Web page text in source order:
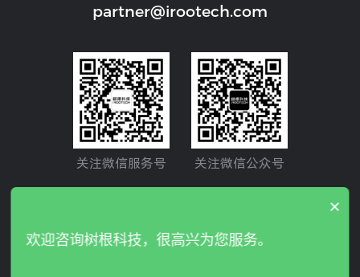
partner@irootech.com
关注微信服务号 关注微信公众号
Copyright © 2024 IROOTECH. All rights reserved. 树根互联
×
欢迎咨询树根科技，很高兴为您服务。